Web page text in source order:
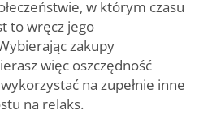
w którym czasu
to wręcz jego
zakupy
więc oszczędność
na zupełnie inne
na relaks.